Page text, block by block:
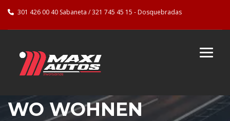
301 426 00 40 Sabaneta / 321 745 45 15 - Dosquebradas
WO WOHNEN